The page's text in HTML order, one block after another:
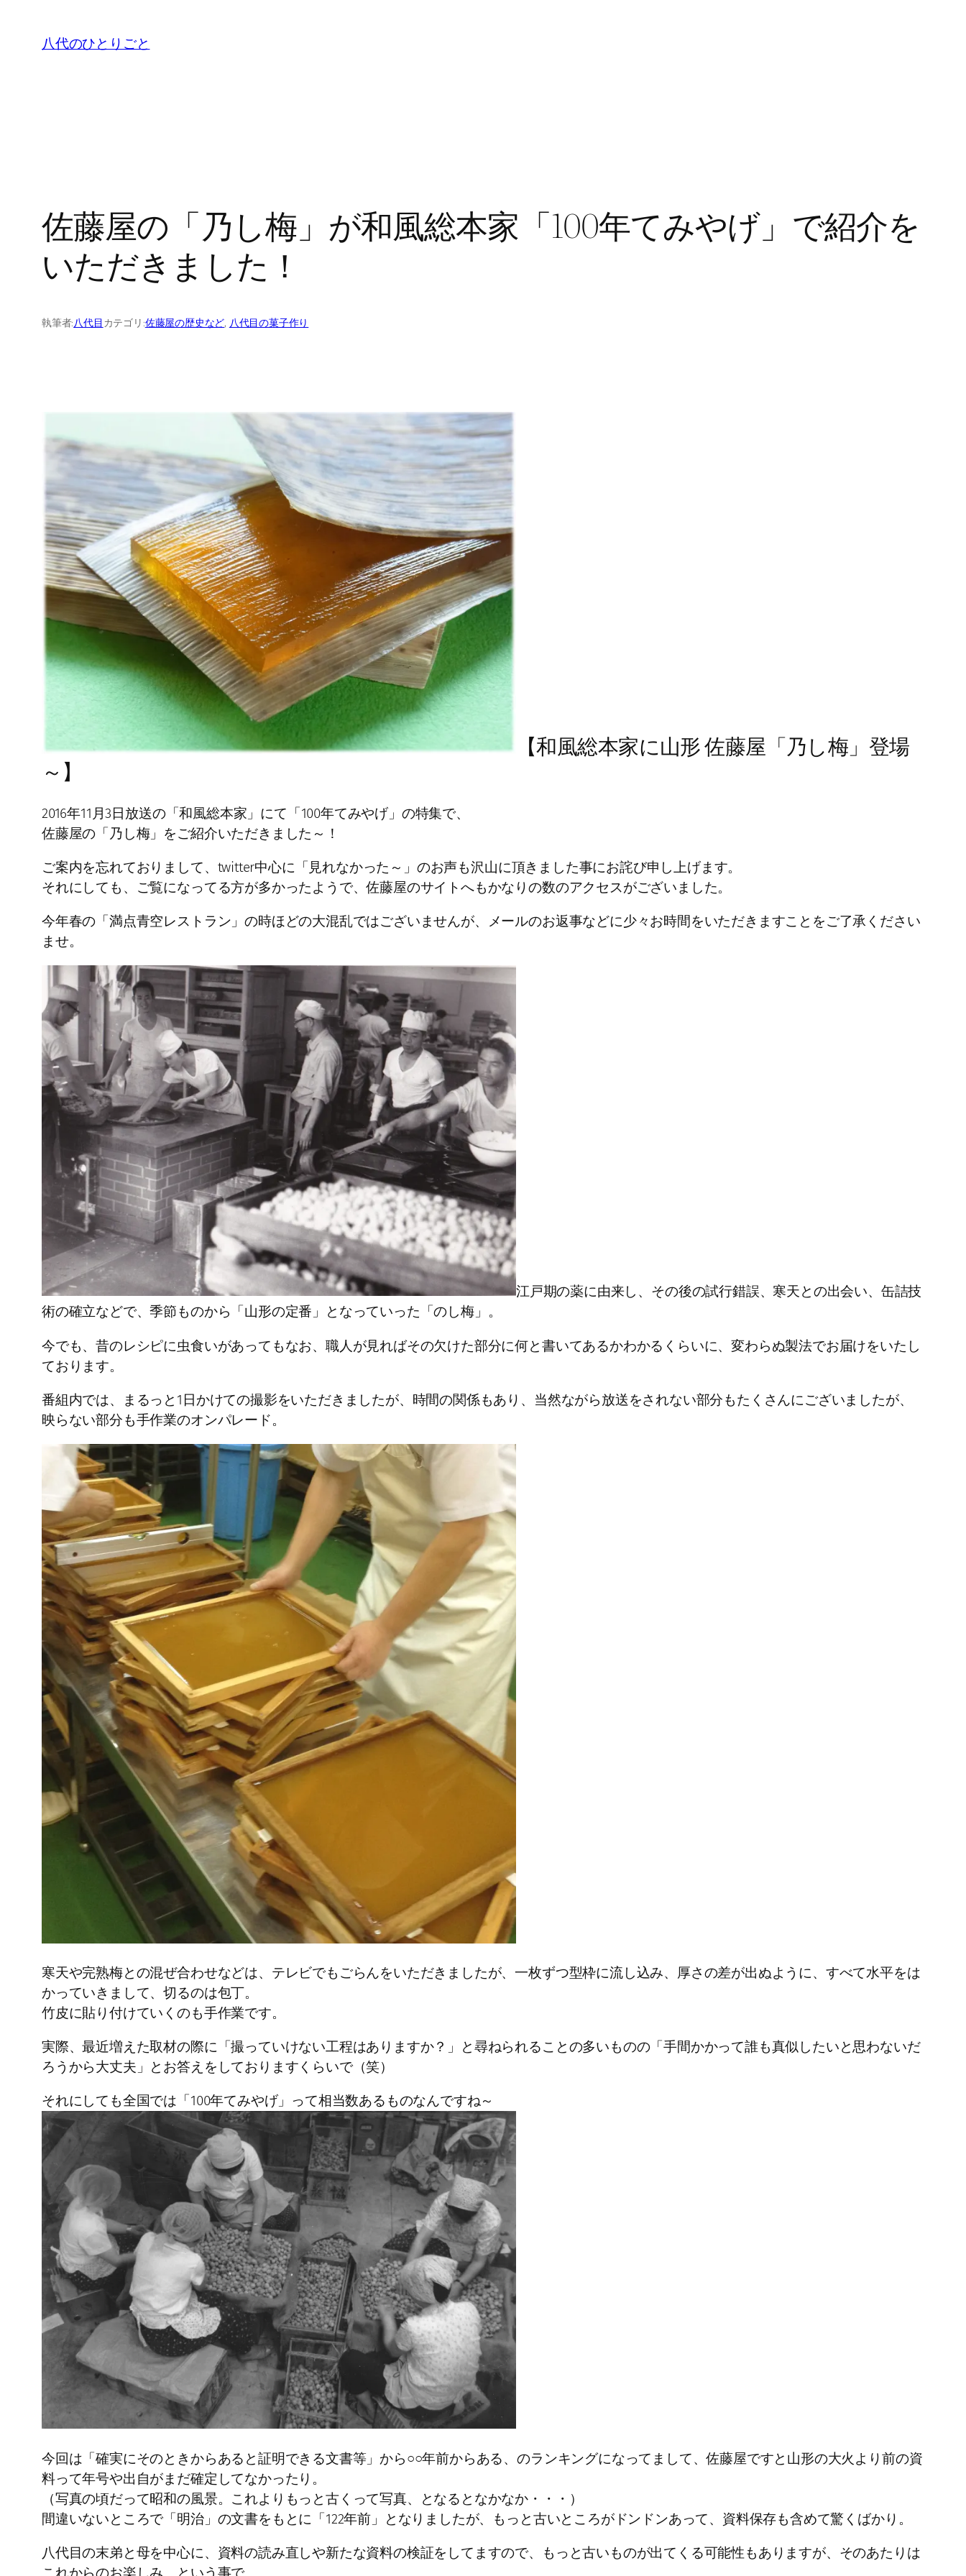
八代のひとりごと
佐藤屋の「乃し梅」が和風総本家「100年てみやげ」で紹介を
いただきました！
執筆者:八代目 カテゴリ:佐藤屋の歴史など, 八代目の菓子作り
【和風総本家に山形 佐藤屋「乃し梅」登場
～】
2016年11月3日放送の「和風総本家」にて「100年てみやげ」の特集で、
佐藤屋の「乃し梅」をご紹介いただきました～！
ご案内を忘れておりまして、twitter中心に「見れなかった～」のお声も沢山に頂きました事にお詫び申し上げます。
それにしても、ご覧になってる方が多かったようで、佐藤屋のサイトへもかなりの数のアクセスがございました。
今年春の「満点青空レストラン」の時ほどの大混乱ではございませんが、メールのお返事などに少々お時間をいただきますことをご了承ください
ませ。
江戸期の薬に由来し、その後の試行錯誤、寒天との出会い、缶詰技
術の確立などで、季節ものから「山形の定番」となっていった「のし梅」。
今でも、昔のレシピに虫食いがあってもなお、職人が見ればその欠けた部分に何と書いてあるかわかるくらいに、変わらぬ製法でお届けをいたし
ております。
番組内では、まるっと1日かけての撮影をいただきましたが、時間の関係もあり、当然ながら放送をされない部分もたくさんにございましたが、
映らない部分も手作業のオンパレード。
寒天や完熟梅との混ぜ合わせなどは、テレビでもごらんをいただきましたが、一枚ずつ型枠に流し込み、厚さの差が出ぬように、すべて水平をは
かっていきまして、切るのは包丁。
竹皮に貼り付けていくのも手作業です。
実際、最近増えた取材の際に「撮っていけない工程はありますか？」と尋ねられることの多いものの「手間かかって誰も真似したいと思わないだ
ろうから大丈夫」とお答えをしておりますくらいで（笑）
それにしても全国では「100年てみやげ」って相当数あるものなんですね～
今回は「確実にそのときからあると証明できる文書等」から○○年前からある、のランキングになってまして、佐藤屋ですと山形の大火より前の資
料って年号や出自がまだ確定してなかったり。
（写真の頃だって昭和の風景。これよりもっと古くって写真、となるとなかなか・・・）
間違いないところで「明治」の文書をもとに「122年前」となりましたが、もっと古いところがドンドンあって、資料保存も含めて驚くばかり。
八代目の末弟と母を中心に、資料の読み直しや新たな資料の検証をしてますので、もっと古いものが出てくる可能性もありますが、そのあたりは
これからのお楽しみ、という事で。